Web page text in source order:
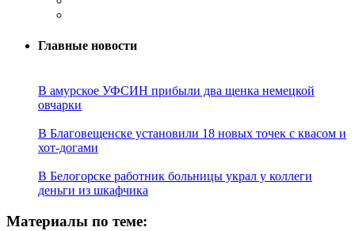
Главные новости
В амурское УФСИН прибыли два щенка немецкой
овчарки
В Благовещенске установили 18 новых точек с квасом и
хот-догами
В Белогорске работник больницы украл у коллеги
деньги из шкафчика
Материалы по теме: